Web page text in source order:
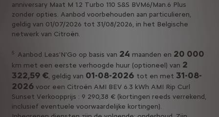
anniversary Maat M 1.2 Turbo 110 S&S BVM6/Man.6 Plus
zonder opties. Aanbod voorbehouden aan particulieren,
geldig van 01/07/2026 tot 31/08/2026, in het Belgische
netwerk van Citroën.
5 Aanbod Leas'N'Go op basis van 24 maanden en 20 000
km met een eerste verhoogde huur (optioneel) van 2
322,59 €, geldig van 01-08-2026 tot en met 31-08-
2026 voor een Citroën AMI BEV 6.3 kWh AMI Rip Curl
Sunset Verkoopprijs : 9 290,38 € (kortingen reeds verrekend,
inclusief eventuele voorwaardelijke kortingen).